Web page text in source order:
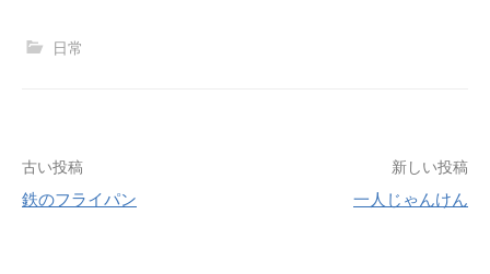
日常
投
稿
古い投稿
鉄のフライパン
新しい投稿
一人じゃんけん